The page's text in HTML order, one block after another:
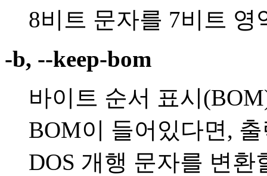
8비트 문자를 7비트
-b, --keep-bom
바이트 순서 표시
BOM이 들어있다면,
DOS 개행 문자를 변